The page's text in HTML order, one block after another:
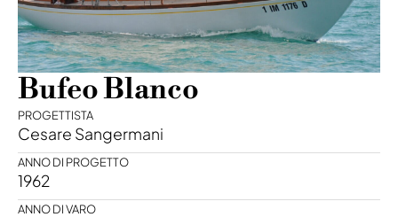
Bufeo Blanco
PROGETTISTA
Cesare Sangermani
ANNO DI PROGETTO
1962
ANNO DI VARO